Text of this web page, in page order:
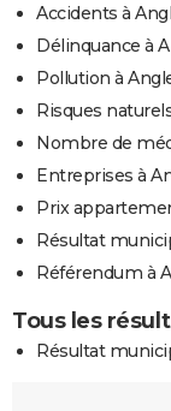
Accidents à
Délinquance à
Pollution à
Risques
Nombre de
Entreprises à
Prix
Résultat
Référendum à
Tous les
Résultat